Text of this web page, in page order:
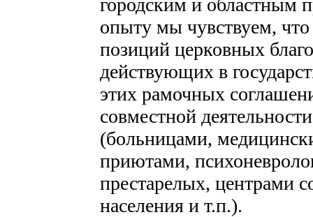
опыту мы чувствуем,
позиций церковных
действующих в
этих рамочных
совместной
(больницами,
приютами,
престарелых, центрами
населения и т.п.).